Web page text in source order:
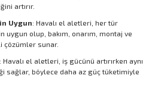
artırır.
Uygun: Havalı el aletleri, her tür
uygun olup, bakım, onarım, montaj ve
çözümler sunar.
: Havalı el aletleri, iş gücünü artırırken aynı
sağlar, böylece daha az güç tüketimiyle